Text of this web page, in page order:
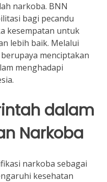
narkoba. BNN
bagi pecandu
kesempatan untuk
lebih baik. Melalui
menciptakan
menghadapi
dalam
Narkoba
narkoba sebagai
kesehatan